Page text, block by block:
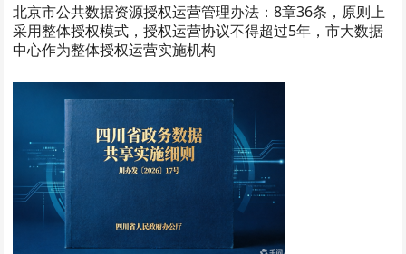
北京市公共数据资源授权运营管理办法：8章36条，原则上
采用整体授权模式，授权运营协议不得超过5年，市大数据
中心作为整体授权运营实施机构